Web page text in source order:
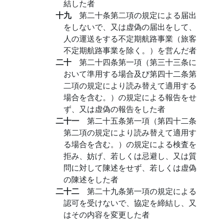
結した者
十九 第二十条第二項の規定による届出
をしないで、又は虚偽の届出をして、
人の運送をする不定期航路事業（旅客
不定期航路事業を除く。）を営んだ者
二十 第二十四条第一項（第三十三条に
おいて準用する場合及び第四十二条第
二項の規定により読み替えて適用する
場合を含む。）の規定による報告をせ
ず、又は虚偽の報告をした者
二十一 第二十五条第一項（第四十二条
第二項の規定により読み替えて適用す
る場合を含む。）の規定による検査を
拒み、妨げ、若しくは忌避し、又は質
問に対して陳述をせず、若しくは虚偽
の陳述をした者
二十二 第二十九条第一項の規定による
認可を受けないで、協定を締結し、又
はその内容を変更した者